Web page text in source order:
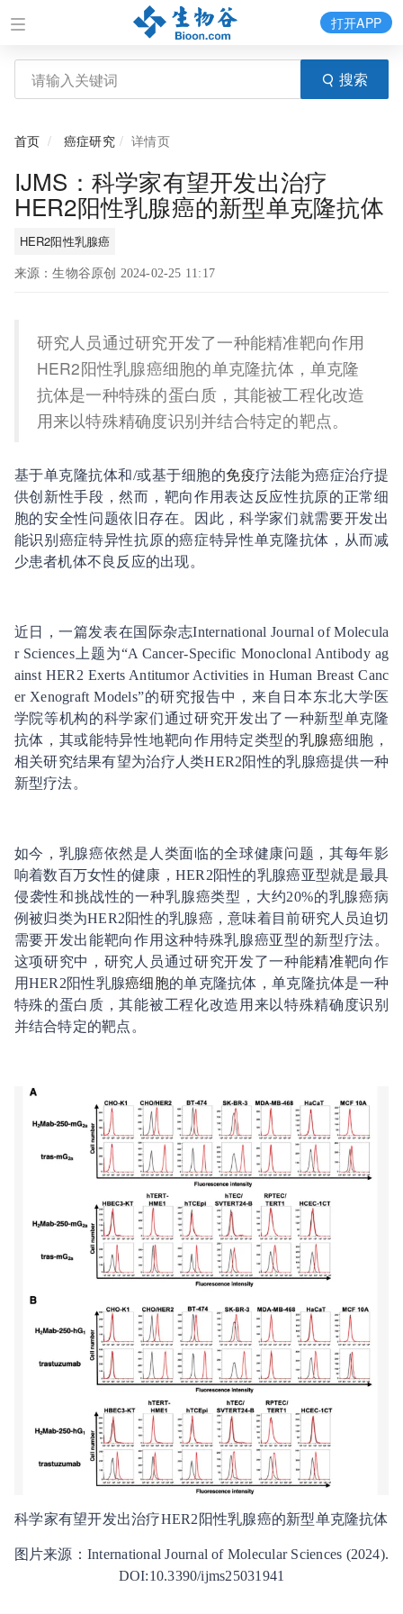
搜索
打开APP
首页 癌症研究 详情页
IJMS：科学家有望开发出治疗
HER2阳性乳腺癌的新型单克隆抗体
HER2阳性乳腺癌
来源：生物谷原创 2024-02-25 11:17
研究人员通过研究开发了一种能精准靶向作用
HER2阳性乳腺癌细胞的单克隆抗体，单克隆
抗体是一种特殊的蛋白质，其能被工程化改造
用来以特殊精确度识别并结合特定的靶点。
基于单克隆抗体和/或基于细胞的免疫疗法能为癌症治疗提
供创新性手段，然而，靶向作用表达反应性抗原的正常细
胞的安全性问题依旧存在。因此，科学家们就需要开发出
能识别癌症特异性抗原的癌症特异性单克隆抗体，从而减
少患者机体不良反应的出现。
近日，一篇发表在国际杂志International Journal of Molecula
r Sciences上题为“A Cancer-Specific Monoclonal Antibody ag
ainst HER2 Exerts Antitumor Activities in Human Breast Canc
er Xenograft Models”的研究报告中，来自日本东北大学医
学院等机构的科学家们通过研究开发出了一种新型单克隆
抗体，其或能特异性地靶向作用特定类型的乳腺癌细胞，
相关研究结果有望为治疗人类HER2阳性的乳腺癌提供一种
新型疗法。
如今，乳腺癌依然是人类面临的全球健康问题，其每年影
响着数百万女性的健康，HER2阳性的乳腺癌亚型就是最具
侵袭性和挑战性的一种乳腺癌类型，大约20%的乳腺癌病
例被归类为HER2阳性的乳腺癌，意味着目前研究人员迫切
需要开发出能靶向作用这种特殊乳腺癌亚型的新型疗法。
这项研究中，研究人员通过研究开发了一种能精准靶向作
用HER2阳性乳腺癌细胞的单克隆抗体，单克隆抗体是一种
特殊的蛋白质，其能被工程化改造用来以特殊精确度识别
并结合特定的靶点。
科学家有望开发出治疗HER2阳性乳腺癌的新型单克隆抗体
图片来源：International Journal of Molecular Sciences (2024).
DOI:10.3390/ijms25031941